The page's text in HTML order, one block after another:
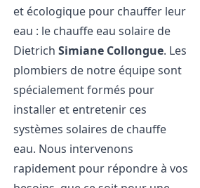
et écologique pour chauffer leur
eau : le chauffe eau solaire de
DietrichSimiane Collongue. Les
plombiers de notre équipe sont
spécialement formés pour
installer et entretenir ces
systèmes solaires de chauffe
eau. Nous intervenons
rapidement pour répondre à vos